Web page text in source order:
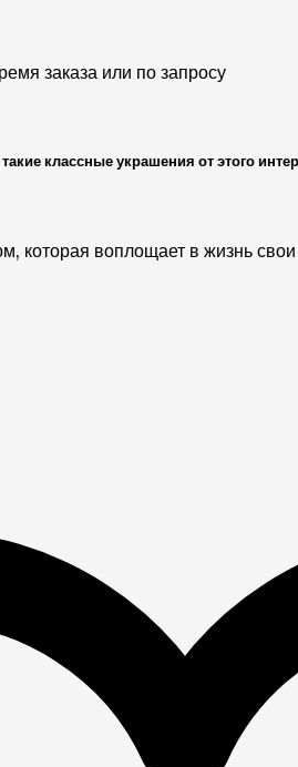
заказа или по запросу
классные украшения от этого
которая воплощает в жизнь